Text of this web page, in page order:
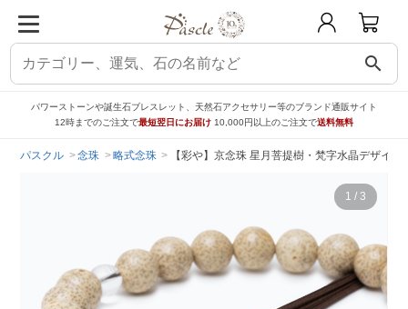
search
パワーストーンや誕生石ブレスレット、天然石アクセサリー等のブランド通販サイト
12時までのご注文で最短翌日にお届け 10,000円以上のご注文で送料無料
パスクル 念珠 略式念珠 【彩や】京念珠 星月菩提樹・梵字水晶デザイン
1 / 3